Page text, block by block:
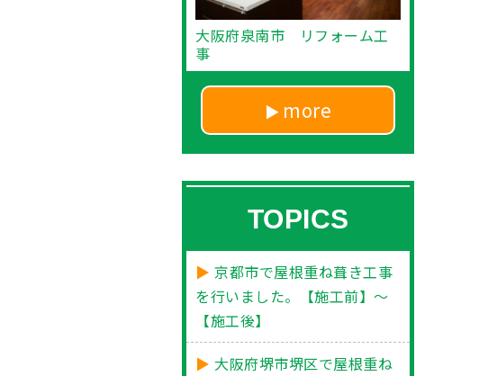
大阪府泉南市 リフォーム工
事
more
TOPICS
京都市で屋根重ね葺き工事
を行いました。【施工前】～
【施工後】
大阪府堺市堺区で屋根重ね